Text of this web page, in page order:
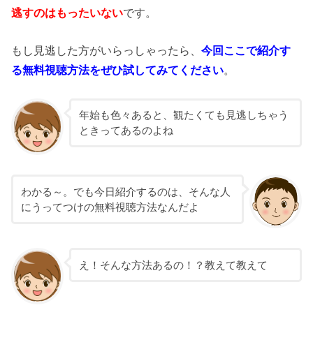
逃すのはもったいないです。
もし見逃した方がいらっしゃったら、今回ここで紹介す
る無料視聴方法をぜひ試してみてください。
年始も色々あると、観たくても見逃しちゃう
ときってあるのよね
わかる～。でも今日紹介するのは、そんな人
にうってつけの無料視聴方法なんだよ
え！そんな方法あるの！？教えて教えて